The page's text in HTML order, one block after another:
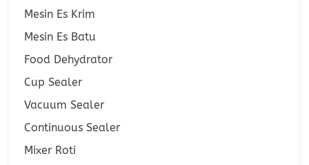
Mesin Es Krim
Mesin Es Batu
Food Dehydrator
Cup Sealer
Vacuum Sealer
Continuous Sealer
Mixer Roti